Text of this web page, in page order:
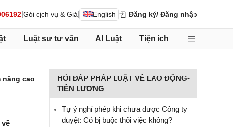
Gói dịch vụ & Giá English Đăng ký/ Đăng nhập
Luật sư tư vấn AI Luật Tiện ích
nâng cao
về
HỎI ĐÁP PHÁP LUẬT VỀ LAO ĐỘNG-
TIỀN LƯƠNG
Tự ý nghỉ phép khi chưa được Công ty
duyệt: Có bị buộc thôi việc không?